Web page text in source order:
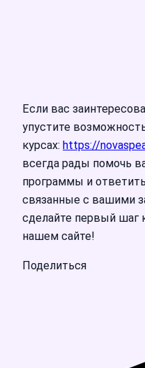
Если вас
упустите
курсах: https://
всегда рады помочь
программы и
связанные с вашими
сделайте первый шаг
нашем сайте!
Поделиться